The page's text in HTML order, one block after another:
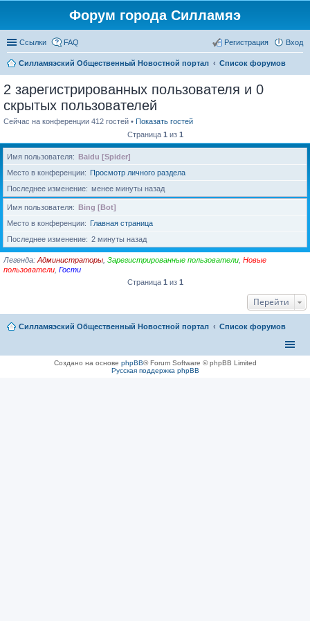
Форум города Силламяэ
Ссылки FAQ Вход
Регистрация
Силламяэский Общественный Новостной портал Список форумов
2 зарегистрированных пользователя и 0
скрытых пользователей
Сейчас на конференции 412 гостей • Показать гостей
Страница 1 из 1
Имя пользователя
Baidu [Spider]
Место в конференции
Просмотр личного раздела
Последнее изменение
менее минуты назад
Имя пользователя
Bing [Bot]
Место в конференции
Главная страница
Последнее изменение
2 минуты назад
Легенда: Администраторы Зарегистрированные пользователи Новые
пользователи Гости
Страница 1 из 1
Перейти
Силламяэский Общественный Новостной портал Список форумов
Создано на основе phpBB® Forum Software © phpBB Limited
Русская поддержка phpBB